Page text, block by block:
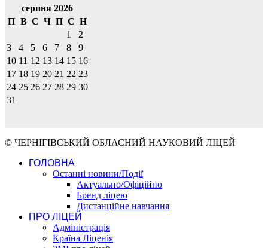
серпня 2026
П В С Ч П С Н
1
2
3
4 5 6 7 8
9
10 11 12 13 14 15 16
17 18 19 20 21 22 23
24 25 26 27 28 29 30
31
© ЧЕРНІГІВСЬКИЙ ОБЛАСНИЙ НАУКОВИЙ ЛІЦЕЙ
ГОЛОВНА
Останні новини/Події
Актуально/Офіційно
Бренд ліцею
Дистанційне навчання
ПРО ЛІЦЕЙ
Адміністрація
Країна Ліценія